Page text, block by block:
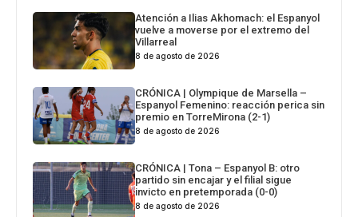
Atención a Ilias Akhomach: el Espanyol
vuelve a moverse por el extremo del
Villarreal
8 de agosto de 2026
CRÓNICA | Olympique de Marsella –
Espanyol Femenino: reacción perica sin
premio en TorreMirona (2-1)
8 de agosto de 2026
CRÓNICA | Tona – Espanyol B: otro
partido sin encajar y el filial sigue
invicto en pretemporada (0-0)
8 de agosto de 2026